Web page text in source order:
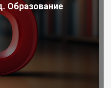
Образование